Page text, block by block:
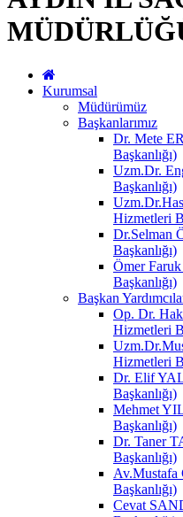
Kurumsal
Müdürümüz
Başkanlarımız
Dr. Mete
Başkanlığı)
Uzm.Dr.
Başkanlığı)
Hizmetleri
Dr.Selman
Başkanlığı)
Ömer
Başkanlığı)
Başkan
Op. Dr.
Hizmetleri
Hizmetleri
Dr. Elif
Başkanlığı)
Mehmet
Başkanlığı)
Dr. Taner
Başkanlığı)
Av.Mustafa
Başkanlığı)
Cevat